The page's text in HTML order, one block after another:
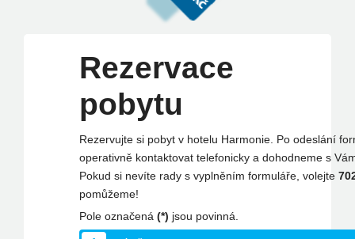
Rezervace
pobytu
Rezervujte si pobyt v hotelu Harmonie. Po odeslání
operativně kontaktovat telefonicky a dohodneme s
Pokud si nevíte rady s vyplněním formuláře, volejte
pomůžeme!
Pole označená (*) jsou povinná.